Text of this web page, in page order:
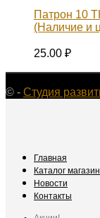
Патрон 10
(Наличие и
25.00 ₽
© - Студия
Главная
Каталог
Новости
Контакты